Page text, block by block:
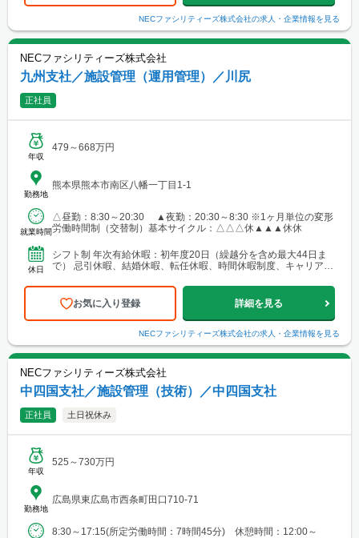
NECファシリティーズ株式会社の求人・企業情報を見る
NECファシリティーズ株式会社
九州支社／施設管理（運用管理）／川尻
正社員
年収
479～668万円
勤務地
熊本県熊本市南区八幡一丁目1-1
就業時間
△昼勤：8:30～20:30 ▲夜勤：20:30～8:30 ※1ヶ月単位の変形
労働時間制（交替制）基本サイクル：△△△休▲▲▲休休
休日
シフト制 年次有給休暇：初年度20日（繰越分を含め最大44日ま
で） 忌引休暇、結婚休暇、転任休暇、時間休暇制度、キャリアデ
お気に入り登録 詳細を見る
NECファシリティーズ株式会社の求人・企業情報を見る
NECファシリティーズ株式会社
中四国支社／施設管理（技術）／中四国支社
正社員 土日祝休み
年収
525～730万円
勤務地
広島県東広島市西条町田口710-71
8:30～17:15(所定労働時間：7時間45分) 休憩時間：12:00～